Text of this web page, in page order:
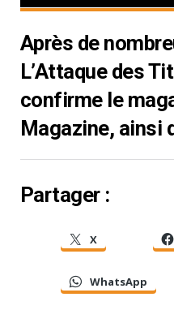
Après de
L’Attaque des
confirme le
Magazine, ainsi
Partager :
X
WhatsApp